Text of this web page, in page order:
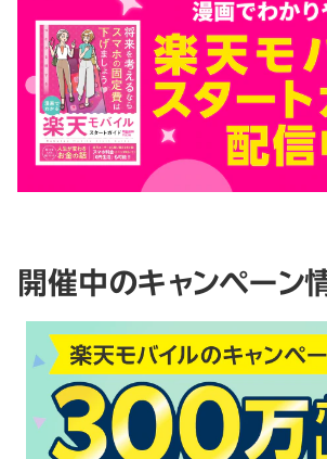
開催中のキャンペーン